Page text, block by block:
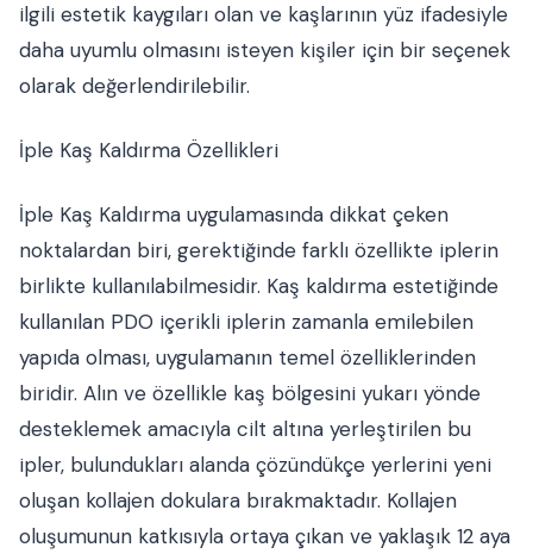
ilgili estetik kaygıları olan ve kaşlarının yüz ifadesiyle
daha uyumlu olmasını isteyen kişiler için bir seçenek
olarak değerlendirilebilir.
İple Kaş Kaldırma Özellikleri
İple Kaş Kaldırma uygulamasında dikkat çeken
noktalardan biri, gerektiğinde farklı özellikte iplerin
birlikte kullanılabilmesidir. Kaş kaldırma estetiğinde
kullanılan PDO içerikli iplerin zamanla emilebilen
yapıda olması, uygulamanın temel özelliklerinden
biridir. Alın ve özellikle kaş bölgesini yukarı yönde
desteklemek amacıyla cilt altına yerleştirilen bu
ipler, bulundukları alanda çözündükçe yerlerini yeni
oluşan kollajen dokulara bırakmaktadır. Kollajen
oluşumunun katkısıyla ortaya çıkan ve yaklaşık 12 aya